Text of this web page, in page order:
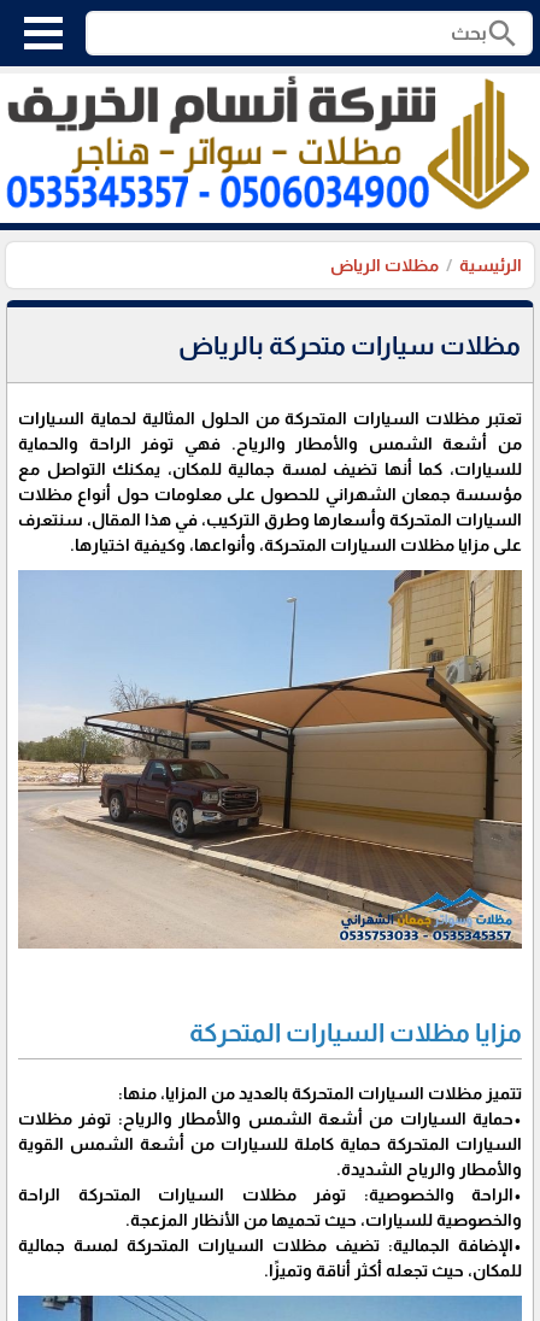
search
الرئيسية مظلات الرياض
مظلات سيارات متحركة بالرياض
تعتبر مظلات السيارات المتحركة من الحلول المثالية لحماية السيارات
من أشعة الشمس والأمطار والرياح. فهي توفر الراحة والحماية
للسيارات، كما أنها تضيف لمسة جمالية للمكان، يمكنك التواصل مع
مؤسسة جمعان الشهراني للحصول على معلومات حول أنواع مظلات
السيارات المتحركة وأسعارها وطرق التركيب، في هذا المقال، سنتعرف
على مزايا مظلات السيارات المتحركة، وأنواعها، وكيفية اختيارها.
مزايا مظلات السيارات المتحركة
تتميز مظلات السيارات المتحركة بالعديد من المزايا، منها:
•حماية السيارات من أشعة الشمس والأمطار والرياح: توفر مظلات
السيارات المتحركة حماية كاملة للسيارات من أشعة الشمس القوية
والأمطار والرياح الشديدة.
•الراحة والخصوصية: توفر مظلات السيارات المتحركة الراحة
والخصوصية للسيارات، حيث تحميها من الأنظار المزعجة.
•الإضافة الجمالية: تضيف مظلات السيارات المتحركة لمسة جمالية
للمكان، حيث تجعله أكثر أناقة وتميزًا.